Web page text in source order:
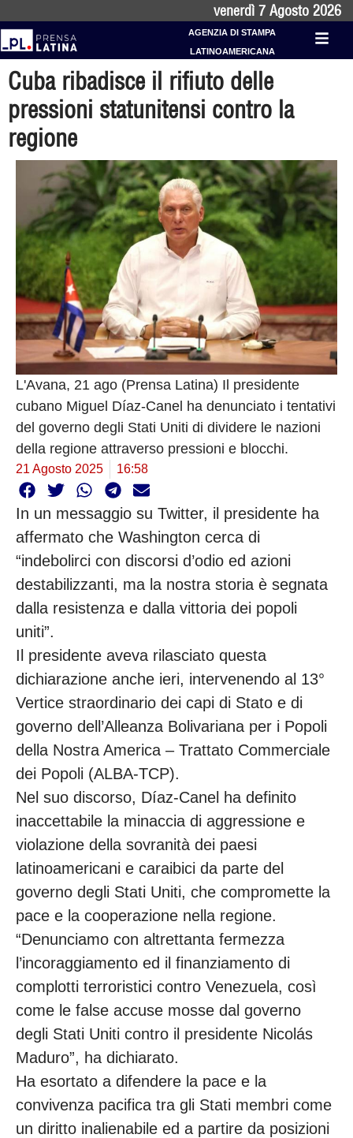
venerdì 7 Agosto 2026
AGENZIA DI STAMPA
LATINOAMERICANA
Cuba ribadisce il rifiuto delle
pressioni statunitensi contro la
regione
L'Avana, 21 ago (Prensa Latina) Il presidente
cubano Miguel Díaz-Canel ha denunciato i tentativi
del governo degli Stati Uniti di dividere le nazioni
della regione attraverso pressioni e blocchi.
21 Agosto 2025 16:58
In un messaggio su Twitter, il presidente ha
affermato che Washington cerca di
“indebolirci con discorsi d’odio ed azioni
destabilizzanti, ma la nostra storia è segnata
dalla resistenza e dalla vittoria dei popoli
uniti”.
Il presidente aveva rilasciato questa
dichiarazione anche ieri, intervenendo al 13°
Vertice straordinario dei capi di Stato e di
governo dell’Alleanza Bolivariana per i Popoli
della Nostra America – Trattato Commerciale
dei Popoli (ALBA-TCP).
Nel suo discorso, Díaz-Canel ha definito
inaccettabile la minaccia di aggressione e
violazione della sovranità dei paesi
latinoamericani e caraibici da parte del
governo degli Stati Uniti, che compromette la
pace e la cooperazione nella regione.
“Denunciamo con altrettanta fermezza
l’incoraggiamento ed il finanziamento di
complotti terroristici contro Venezuela, così
come le false accuse mosse dal governo
degli Stati Uniti contro il presidente Nicolás
Maduro”, ha dichiarato.
Ha esortato a difendere la pace e la
convivenza pacifica tra gli Stati membri come
un diritto inalienabile ed a partire da posizioni